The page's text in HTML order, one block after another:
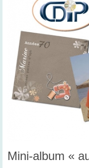
Mini-album «